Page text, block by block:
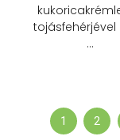
tojásfehérjével
…
1 2